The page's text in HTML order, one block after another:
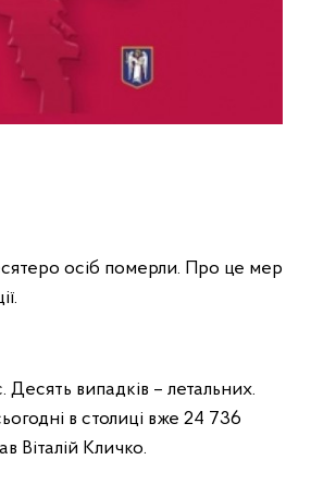
осіб померли. Про це мер
випадків – летальних.
в столиці вже 24 736
Віталій Кличко.